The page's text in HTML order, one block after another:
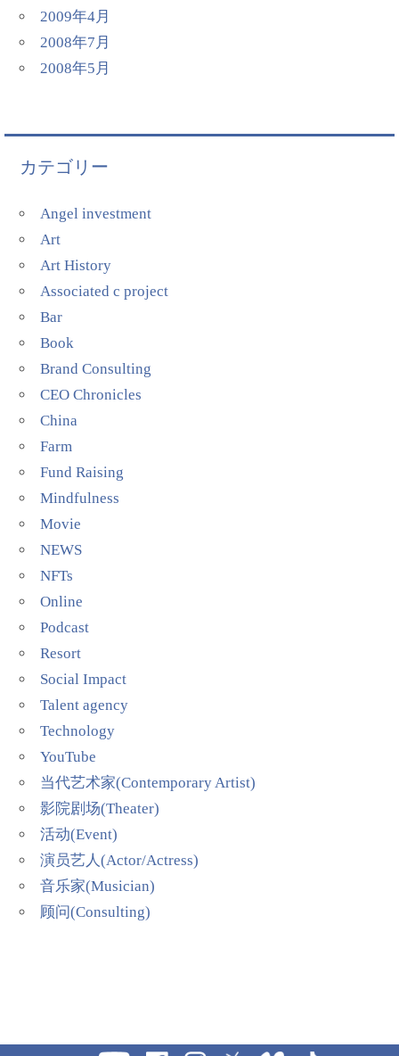
2009年4月
2008年7月
2008年5月
カテゴリー
Angel investment
Art
Art History
Associated c project
Bar
Book
Brand Consulting
CEO Chronicles
China
Farm
Fund Raising
Mindfulness
Movie
NEWS
NFTs
Online
Podcast
Resort
Social Impact
Talent agency
Technology
YouTube
当代艺术家(Contemporary Artist)
影院剧场(Theater)
活动(Event)
演员艺人(Actor/Actress)
音乐家(Musician)
顾问(Consulting)